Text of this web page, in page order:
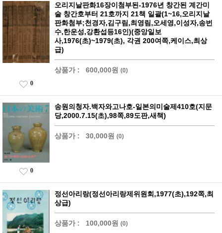
오리지날판화16장이첨부된-1976년 창간된 계간미
술 창간호부터 21호까지 21책 일괄(1~16,오리지날
판화첨부;천경자,김구림,최영림,오세영,이성자,송번
수,한운성,강환섭등16인)(중앙일보
사,1976(초)~1979(초), 각권 200여쪽,케이스,최상
급)
상품가 : 600,000원 (0)
0
송원의청자.백자와고나호-일본의미술제410호(지문
당,2000.7.15(초),98쪽,89도판,새책)
상품가 : 30,000원 (0)
0
정선아리랑(정선아리랑제위원회,1977(초),192쪽,최
상급)
상품가 : 100,000원 (0)